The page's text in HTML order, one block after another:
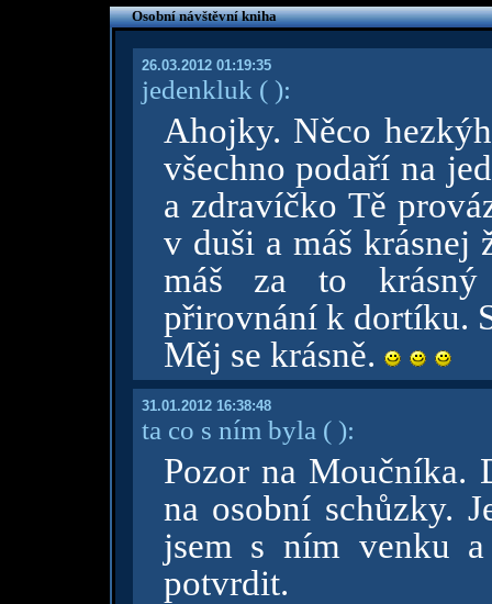
Osobní návštěvní kniha
26.03.2012 01:19:35
jedenkluk ( ):
Ahojky. Něco
všechno podaří na
a zdravíčko Tě
v duši a máš krásnej
máš za to krásný
přirovnání k dortíku.
Měj se krásně.
31.01.2012 16:38:48
ta co s ním byla ( ):
Pozor na Moučníka.
na osobní schůzky.
jsem s ním venku
potvrdit.